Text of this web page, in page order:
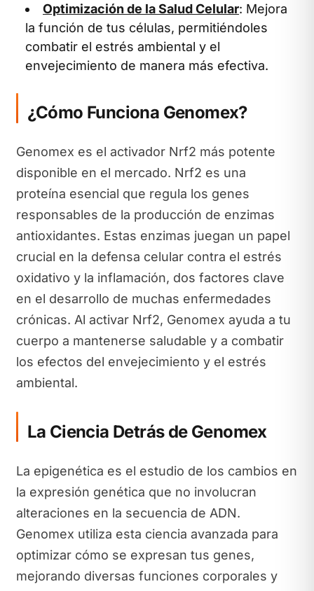
Optimización de la Salud Celular: Mejora
la función de tus células, permitiéndoles
combatir el estrés ambiental y el
envejecimiento de manera más efectiva.
¿Cómo Funciona Genomex?
Genomex es el activador Nrf2 más potente
disponible en el mercado. Nrf2 es una
proteína esencial que regula los genes
responsables de la producción de enzimas
antioxidantes. Estas enzimas juegan un papel
crucial en la defensa celular contra el estrés
oxidativo y la inflamación, dos factores clave
en el desarrollo de muchas enfermedades
crónicas. Al activar Nrf2, Genomex ayuda a tu
cuerpo a mantenerse saludable y a combatir
los efectos del envejecimiento y el estrés
ambiental.
La Ciencia Detrás de Genomex
La epigenética es el estudio de los cambios en
la expresión genética que no involucran
alteraciones en la secuencia de ADN.
Genomex utiliza esta ciencia avanzada para
optimizar cómo se expresan tus genes,
mejorando diversas funciones corporales y